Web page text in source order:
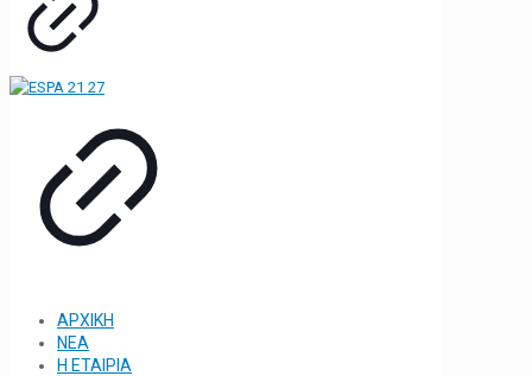
ΑΡΧΙΚΗ
ΝΕΑ
Η ΕΤΑΙΡΙΑ